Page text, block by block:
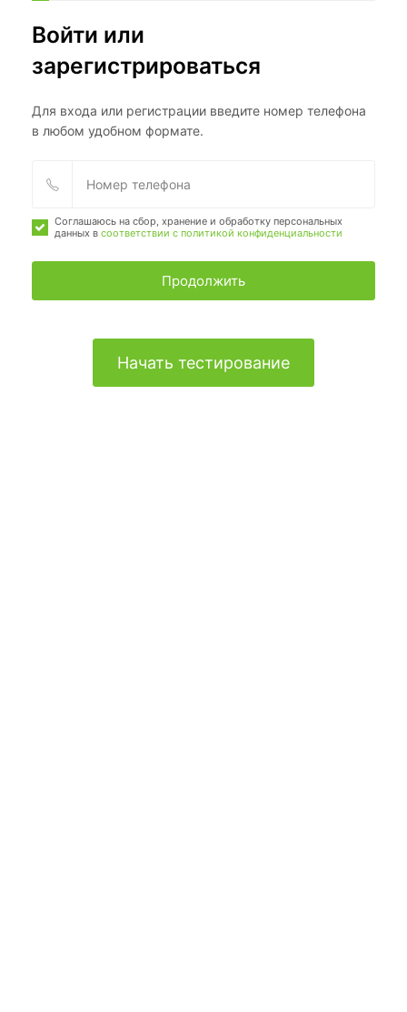
Войти или
зарегистрироваться
Для входа или регистрации введите номер телефона
в любом удобном формате.
Соглашаюсь на сбор, хранение и обработку персональных
данных в соответствии с политикой конфиденциальности
Продолжить
Начать тестирование